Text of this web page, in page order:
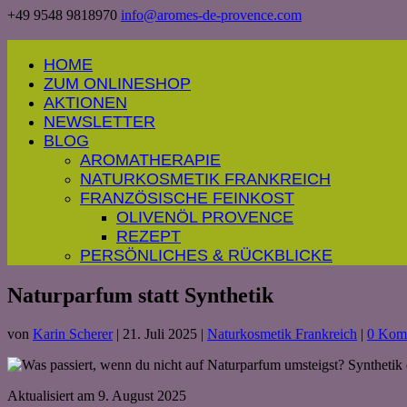
+49 9548 9818970 info@aromes-de-provence.com
HOME
ZUM ONLINESHOP
AKTIONEN
NEWSLETTER
BLOG
AROMATHERAPIE
NATURKOSMETIK FRANKREICH
FRANZÖSISCHE FEINKOST
OLIVENÖL PROVENCE
REZEPT
PERSÖNLICHES & RÜCKBLICKE
Naturparfum statt Synthetik
von Karin Scherer| 21. Juli 2025 | Naturkosmetik Frankreich | 0
Aktualisiert am 9. August 2025